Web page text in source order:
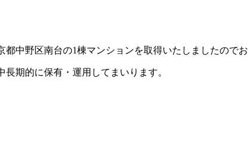
中野区南台の1棟マンションを取得いたしましたのでお
期的に保有・運用してまいります。